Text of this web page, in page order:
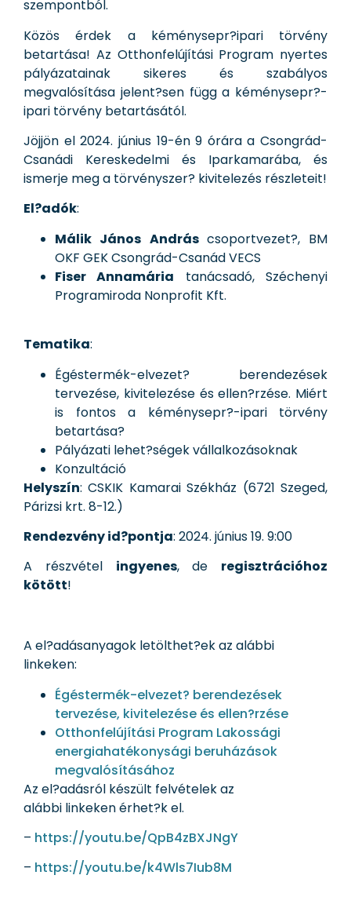
szempontból.
Közös érdek a kéménysepr?ipari törvény
betartása! Az Otthonfelújítási Program nyertes
pályázatainak sikeres és szabályos
megvalósítása jelent?sen függ a kéménysepr?-
ipari törvény betartásától.
Jöjjön el 2024. június 19-én 9 órára a Csongrád-
Csanádi Kereskedelmi és Iparkamarába, és
ismerje meg a törvényszer? kivitelezés részleteit!
El?adók:
Málik János András csoportvezet?, BM
OKF GEK Csongrád-Csanád VECS
Fiser Annamária tanácsadó, Széchenyi
Programiroda Nonprofit Kft.
Tematika:
Égéstermék-elvezet? berendezések
tervezése, kivitelezése és ellen?rzése. Miért
is fontos a kéménysepr?-ipari törvény
betartása?
Pályázati lehet?ségek vállalkozásoknak
Konzultáció
Helyszín: CSKIK Kamarai Székház (6721 Szeged,
Párizsi krt. 8-12.)
Rendezvény id?pontja: 2024. június 19. 9:00
A részvétel ingyenes, de regisztrációhoz
kötött!
A el?adásanyagok letölthet?ek az alábbi
linkeken:
Égéstermék-elvezet? berendezések
tervezése, kivitelezése és ellen?rzése
Otthonfelújítási Program Lakossági
energiahatékonysági beruházások
megvalósításához
Az el?adásról készült felvételek az
alábbi linkeken érhet?k el.
– https://youtu.be/QpB4zBXJNgY
– https://youtu.be/k4Wls7Iub8M